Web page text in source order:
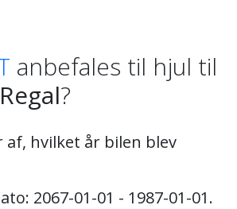
anbefales til hjul til
?
hvilket år bilen blev
2067-01-01 - 1987-01-01.